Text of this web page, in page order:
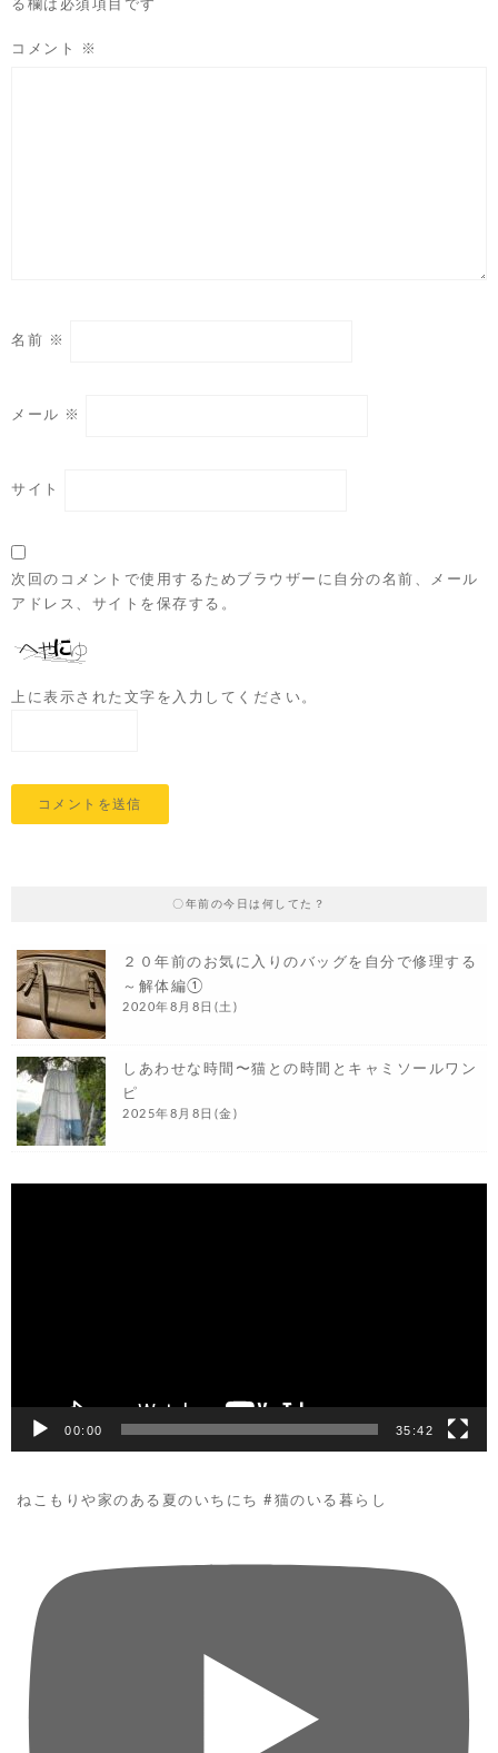
る欄は必須項目です
コメント ※
名前 ※
メール ※
サイト
次回のコメントで使用するためブラウザーに自分の名前、メール
アドレス、サイトを保存する。
上に表示された文字を入力してください。
〇年前の今日は何してた？
２０年前のお気に入りのバッグを自分で修理する
～解体編①
2020年8月8日(土)
しあわせな時間〜猫との時間とキャミソールワン
ピ
2025年8月8日(金)
00:00 35:42
ねこもりや家のある夏のいちにち #猫のいる暮らし